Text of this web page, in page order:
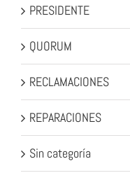
PRESIDENTE
QUORUM
RECLAMACIONES
REPARACIONES
Sin categoría